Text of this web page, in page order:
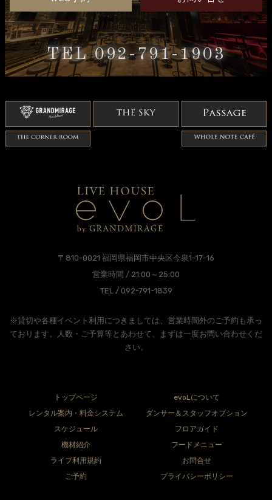
TEL 092-791-1903
〒810-0021 福岡県福岡市中央区今泉1-17-16
営業時間 / 21:00～25:00
TEL / 092-791-1839
※貸切や各種イベント利用につきましては、営業時間外のご予約も承っ
ております。人数・ご予算等とあわせて、まずは一度お問い合わせくだ
さい。
トップページ
evoLについて
レンタル案内・料金システム
ダンサー＆スタッフオプション
スケジュール
フロアガイド
機材紹介
フードメニュー
ライブ利用規約
お問合せ
ご予約
プライバシーポリシー